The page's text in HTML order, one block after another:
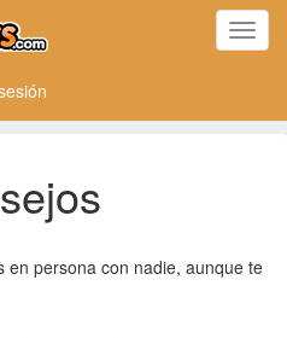
en persona con nadie, aunque te